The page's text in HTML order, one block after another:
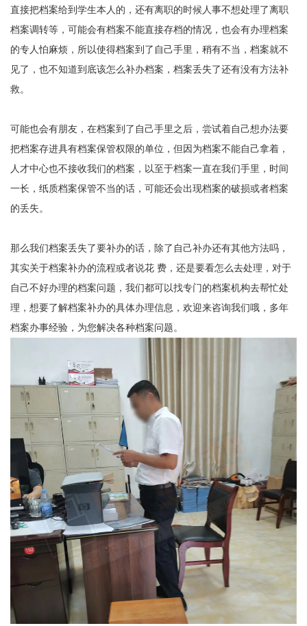
直接把档案给到学生本人的，还有离职的时候人事不想处理了离职
档案调转等，可能会有档案不能直接存档的情况，也会有办理档案
的专人怕麻烦，所以使得档案到了自己手里，稍有不当，档案就不
见了，也不知道到底该怎么补办档案，档案丢失了还有没有方法补
救。
可能也会有朋友，在档案到了自己手里之后，尝试着自己想办法要
把档案存进具有档案保管权限的单位，但因为档案不能自己拿着，
人才中心也不接收我们的档案，以至于档案一直在我们手里，时间
一长，纸质档案保管不当的话，可能还会出现档案的破损或者档案
的丢失。
那么我们档案丢失了要补办的话，除了自己补办还有其他方法吗，
其实关于档案补办的流程或者说花 费，还是要看怎么去处理，对于
自己不好办理的档案问题，我们都可以找专门的档案机构去帮忙处
理，想要了解档案补办的具体办理信息，欢迎来咨询我们哦，多年
档案办事经验，为您解决各种档案问题。